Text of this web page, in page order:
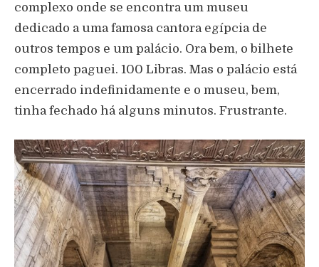
complexo onde se encontra um museu
dedicado a uma famosa cantora egípcia de
outros tempos e um palácio. Ora bem, o bilhete
completo paguei. 100 Libras. Mas o palácio está
encerrado indefinidamente e o museu, bem,
tinha fechado há alguns minutos. Frustrante.